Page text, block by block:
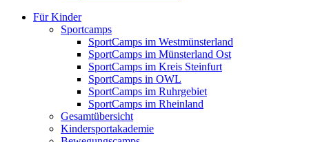
Für Kinder
Sportcamps
SportCamps im Westmünsterland
SportCamps im Münsterland Ost
SportCamps im Kreis Steinfurt
SportCamps in OWL
SportCamps im Ruhrgebiet
SportCamps im Rheinland
Gesamtübersicht
Kindersportakademie